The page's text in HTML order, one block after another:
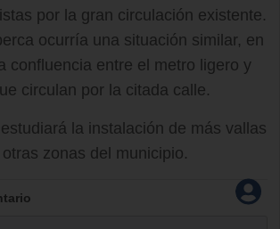
por la gran circulación existente.
ocurría una situación similar, en
confluencia entre el metro ligero y
circulan por la citada calle.
la instalación de más vallas
zonas del municipio.